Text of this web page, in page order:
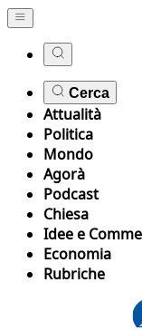
Cerca
Attualità
Politica
Mondo
Agorà
Podcast
Chiesa
Idee e
Economia
Rubriche